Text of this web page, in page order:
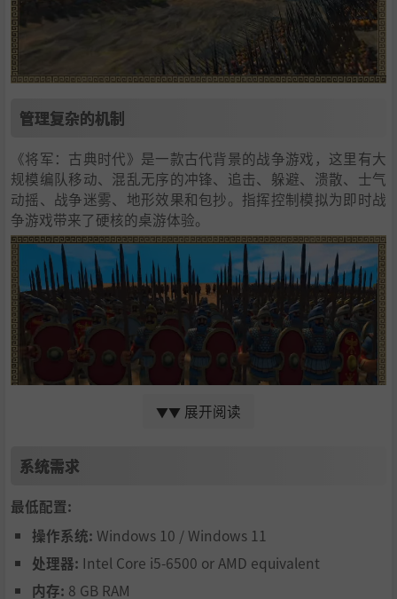
管理复杂的机制
《将军：古典时代》是一款古代背景的战争游戏，这里有大
规模编队移动、混乱无序的冲锋、追击、躲避、溃散、士气
动摇、战争迷雾、地形效果和包抄。指挥控制模拟为即时战
争游戏带来了硬核的桌游体验。
指挥古典时代的军队
波战争的重装步兵和不死军到崛起的萨珊帝国对抗罗马帝
国。
▼▼ 展开阅读
系统需求
最低配置:
操作系统: Windows 10 / Windows 11
处理器: Intel Core i5-6500 or AMD equivalent
内存: 8 GB RAM